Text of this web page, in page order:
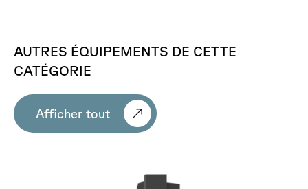
AUTRES ÉQUIPEMENTS DE CETTE
CATÉGORIE
Afficher tout